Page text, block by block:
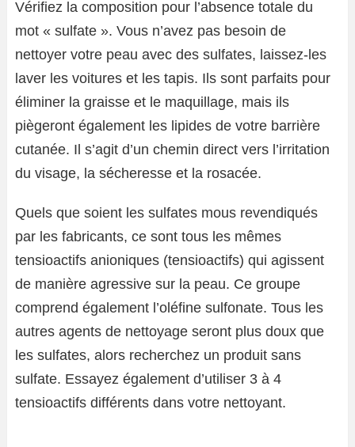
Vérifiez la composition pour l’absence totale du
mot « sulfate ». Vous n’avez pas besoin de
nettoyer votre peau avec des sulfates, laissez-les
laver les voitures et les tapis. Ils sont parfaits pour
éliminer la graisse et le maquillage, mais ils
piègeront également les lipides de votre barrière
cutanée. Il s’agit d’un chemin direct vers l’irritation
du visage, la sécheresse et la rosacée.
Quels que soient les sulfates mous revendiqués
par les fabricants, ce sont tous les mêmes
tensioactifs anioniques (tensioactifs) qui agissent
de manière agressive sur la peau. Ce groupe
comprend également l’oléfine sulfonate. Tous les
autres agents de nettoyage seront plus doux que
les sulfates, alors recherchez un produit sans
sulfate. Essayez également d’utiliser 3 à 4
tensioactifs différents dans votre nettoyant.